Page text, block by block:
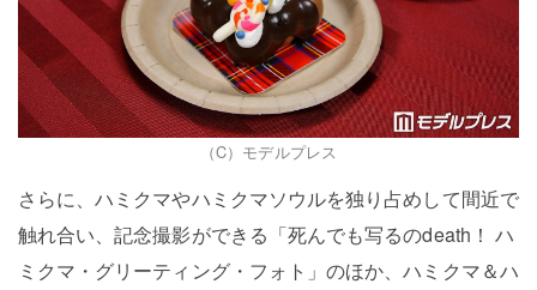
（C）モデルプレス
さらに、ハミクマやハミクマソウルを独り占めして間近で
触れ合い、記念撮影ができる「死んでも写るのdeath！ ハ
ミクマ・グリーティング・フォト」のほか、ハミクマ＆ハ